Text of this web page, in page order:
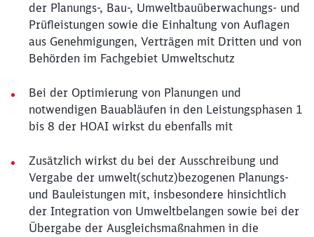
der Planungs-, Bau-, Umweltbauüberwachungs- und
Prüfleistungen sowie die Einhaltung von Auflagen
aus Genehmigungen, Verträgen mit Dritten und von
Behörden im Fachgebiet Umweltschutz
Bei der Optimierung von Planungen und
notwendigen Bauabläufen in den Leistungsphasen 1
bis 8 der HOAI wirkst du ebenfalls mit
Zusätzlich wirkst du bei der Ausschreibung und
Vergabe der umwelt(schutz)bezogenen Planungs-
und Bauleistungen mit, insbesondere hinsichtlich
der Integration von Umweltbelangen sowie bei der
Übergabe der Ausgleichsmaßnahmen in die